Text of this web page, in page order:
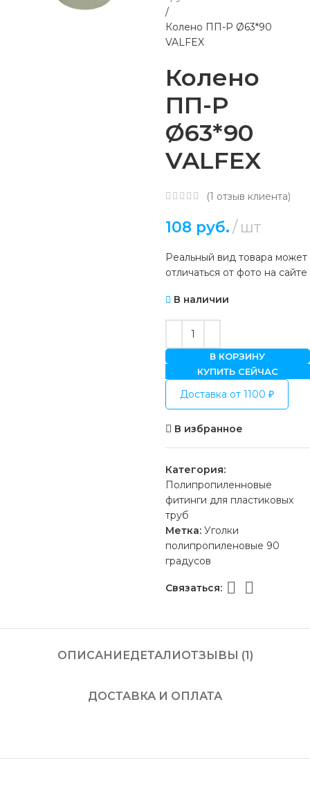
Колено ПП-Р Ø63*90
VALFEX
Колено
ПП-Р
Ø63*90
VALFEX
(1 отзыв клиента)
108 руб. шт
Реальный вид товара может
отличаться от фото на сайте
В наличии
В КОРЗИНУ
КУПИТЬ СЕЙЧАС
Доставка от 1100 ₽
В избранное
Категория:
Полипропиленновые
фитинги для пластиковых
труб
Метка: Уголки
полипропиленовые 90
градусов
Связаться:
ОПИСАНИЕДЕТАЛИОТЗЫВЫ (1)
ДОСТАВКА И ОПЛАТА